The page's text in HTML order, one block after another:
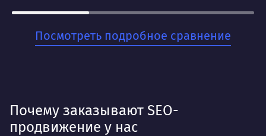
Для бизнесов, которые ценят стабильность и
хотят заложить прочный фундамент для своего
Посмотреть подробное сравнение
Почему заказывают SEO-
продвижение у нас